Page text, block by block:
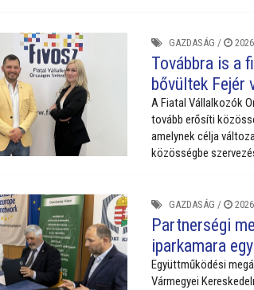
GAZDASÁG /
Továbbra is a
bővültek Fejér
A Fiatal Vállalkozók
tovább erősíti
amelynek célja
közösségbe
GAZDASÁG /
Partnerségi
iparkamara
Együttműködési
Vármegyei